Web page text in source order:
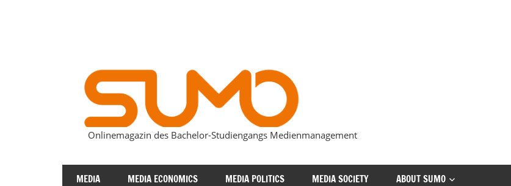
SUMOmag
Onlinemagazin des Bachelor-Studiengangs Medienmanagement
MEDIA MEDIA ECONOMICS MEDIA POLITICS MEDIA SOCIETY ABOUT SUMO